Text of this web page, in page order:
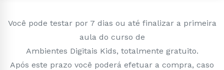
Você pode testar por 7 dias ou até finalizar a primeira
aula do curso de
Ambientes Digitais Kids, totalmente gratuito.
Após este prazo você poderá efetuar a compra, caso